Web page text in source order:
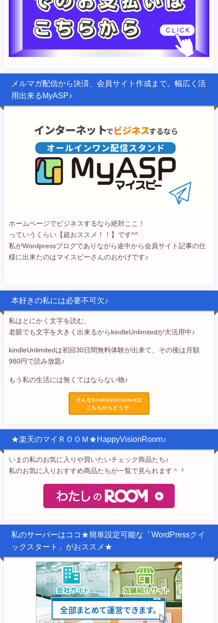
メルマガ配信から決済、会員サイト作成まで。幅広く活
用出来るMyASP♪
ホームページでビジネスするなら絶対ここ！
っていうくらい【超おススメ！！】です^^
私がWordpressブログでありながら途中から会員サイト記事の仕
様に出来たのはマイスピーさんのおかげです♪
本好きの私には必要不可欠♪
私はとにかく文字を読む。
老眼でも文字を大きく出来るからkindleUnlimitedが大活用中♪
kindleUnlimitedは初回30日間無料体験が出来て、その後は月額
980円で読み放題♪
もう私の生活には無くてはならない物♪
そんなkindleUnlimitedは
こちらからどうぞ♪
★楽天のマイＲＯＯＭ★HappyVisionRoom♪
いまの私のお気に入りや買いたいチェック商品たち♪
私のお気に入りおすすめ商品たちが一覧で見られます＾＾
私のサーバーはココ★簡単設定可能な「WordPressクイ
ックスタート」がおススメ★